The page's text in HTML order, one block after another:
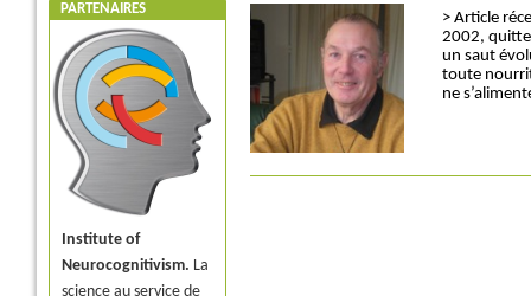
PARTENAIRES
Institute of
Neurocognitivism. La
science au service de
> Article
2002,
un saut
toute
ne